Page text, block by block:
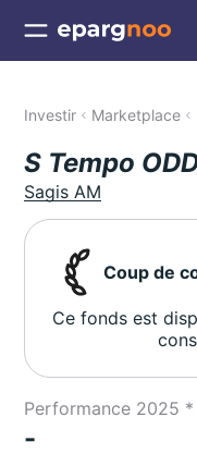
Investir Marketplace
S Tempo
Sagis AM
Coup de
Ce fonds est
Performance 2025 *
-